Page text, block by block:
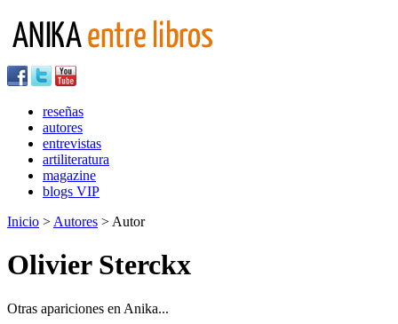
reseñas
autores
entrevistas
artiliteratura
magazine
blogs VIP
Inicio > Autores > Autor
Olivier Sterckx
Otras apariciones en Anika...